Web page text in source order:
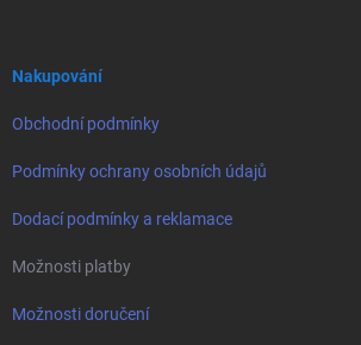
Nakupování
Obchodní podmínky
Podmínky ochrany osobních údajů
Dodací podmínky a reklamace
Možnosti platby
Možnosti doručení